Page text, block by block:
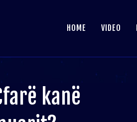
HOME VIDEO
kanë